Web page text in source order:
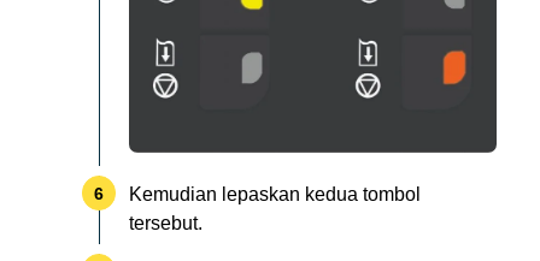
Kemudian lepaskan kedua tombol
tersebut.